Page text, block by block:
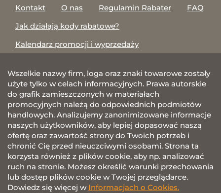
Kontakt
O nas Regulamin Rabater
FAQ
Jak działają kody rabatowe?
Kalendarz promocji i wyprzedaży
Wszelkie nazwy firm, loga oraz znaki towarowe zostały
użyte tylko w celach informacyjnych. Prawa autorskie
do grafik zamieszczonych w materiałach
promocyjnych należą do odpowiednich podmiotów
handlowych. Analizujemy zanonimizowane informacje
naszych użytkowników, aby lepiej dopasować naszą
ofertę oraz zawartość strony do Twoich potrzeb i
chronić Cię przed nieuczciwymi osobami. Strona ta
korzysta również z plików cookie, aby np. analizować
ruch na stronie. Możesz określić warunki przechowania
lub dostęp plików cookie w Twojej przeglądarce.
Dowiedz się więcej w Informacjach o Cookies.